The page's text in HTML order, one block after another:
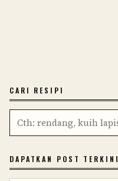
CARI RESIPI
DAPATKAN POST TERKINI